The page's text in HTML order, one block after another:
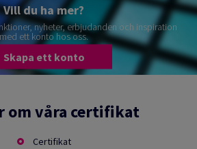
Vill du ha mer?
nyheter, erbjudanden och inspiration
med ett konto hos oss.
Skapa ett konto
om våra certifikat
Certifikat